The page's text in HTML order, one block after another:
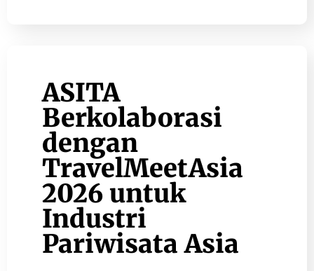
ASITA
Berkolaborasi
dengan
TravelMeetAsia
2026 untuk
Industri
Pariwisata Asia